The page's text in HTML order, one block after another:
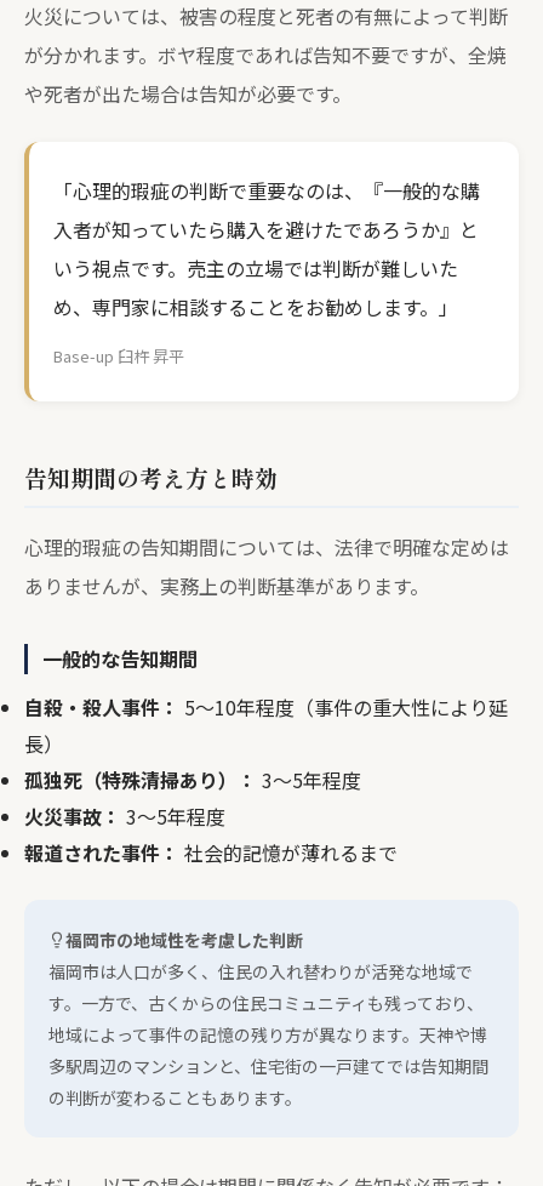
火災については、被害の程度と死者の有無によって判断
が分かれます。ボヤ程度であれば告知不要ですが、全焼
や死者が出た場合は告知が必要です。
「心理的瑕疵の判断で重要なのは、『一般的な購
入者が知っていたら購入を避けたであろうか』と
いう視点です。売主の立場では判断が難しいた
め、専門家に相談することをお勧めします。」
Base-up 臼杵 昇平
告知期間の考え方と時効
心理的瑕疵の告知期間については、法律で明確な定めは
ありませんが、実務上の判断基準があります。
一般的な告知期間
自殺・殺人事件： 5～10年程度（事件の重大性により延
長）
孤独死（特殊清掃あり）： 3～5年程度
火災事故： 3～5年程度
報道された事件： 社会的記憶が薄れるまで
福岡市の地域性を考慮した判断
福岡市は人口が多く、住民の入れ替わりが活発な地域で
す。一方で、古くからの住民コミュニティも残っており、
地域によって事件の記憶の残り方が異なります。天神や博
多駅周辺のマンションと、住宅街の一戸建てでは告知期間
の判断が変わることもあります。